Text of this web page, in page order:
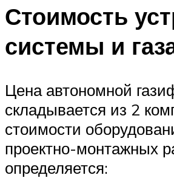
Стоимость
системы и
Цена автономной
складывается из 2
стоимости
проектно-монтажных
определяется: